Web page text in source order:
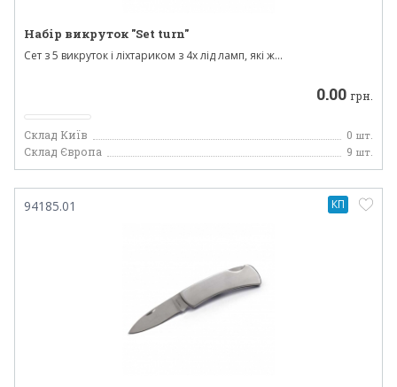
Набір викруток "Set turn"
Сет з 5 викруток і ліхтариком з 4х лід ламп, які ж...
0.00 грн.
Склад Київ 0 шт.
Склад Європа 9 шт.
94185.01 КП